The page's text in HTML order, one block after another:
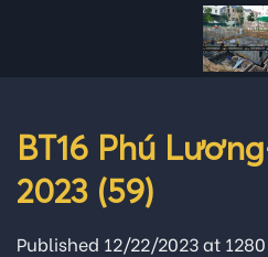
BT16 Phú
2023 (59)
Published 12/22/2023at